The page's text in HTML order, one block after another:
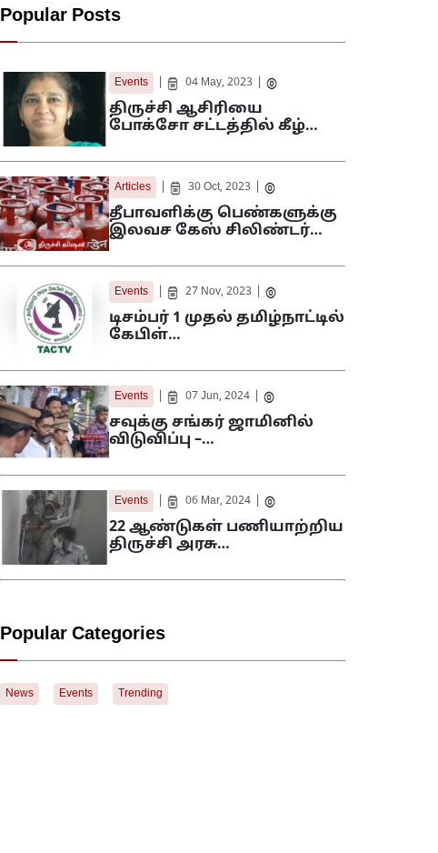
Popular Posts
Events 04 May, 2023
திருச்சி ஆசிரியை
போக்சோ சட்டத்தில் கீழ்…
Articles 30 Oct, 2023
தீபாவளிக்கு பெண்களுக்கு
இலவச கேஸ் சிலிண்டர்…
Events 27 Nov, 2023
டிசம்பர் 1 முதல் தமிழ்நாட்டில்
கேபிள்…
Events 07 Jun, 2024
சவுக்கு சங்கர் ஜாமினில்
விடுவிப்பு –…
Events 06 Mar, 2024
22 ஆண்டுகள் பணியாற்றிய
திருச்சி அரசு…
Popular Categories
News Events Trending